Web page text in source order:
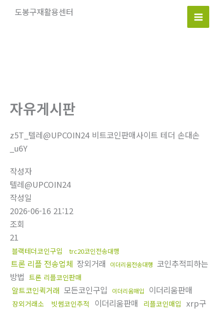
도봉구재활용센터
Main
자유게시판
z5T_텔레@UPCOIN24 비트코인판매사이트 테더 손대손
_u6Y
작성자
텔레@UPCOIN24
작성일
2026-06-16 21:12
조회
21
블랙테더코인구입 trc20코인전송대행
트론 리플 전송업체 장외거래 이더리움전송대행 코인추적피하는
방법 트론 리플코인판매
알트코인퀵거래 모든코인구입 이더리움매입 이더리움판매
장외거래소 빗썸코인추적 이더리움판매 리플코인매입 xrp구